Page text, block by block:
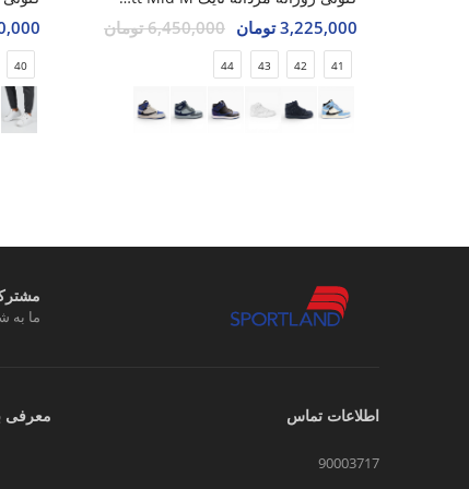
3,225,000 تومان 6,450,000 تومان
41
42
43
44
40
ما به
اطلاعات تماس
90003717
معرفی